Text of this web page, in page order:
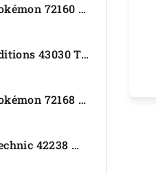
LEGO® Pokémon 72160 Arcanine
LEGO® Editions 43030 Tajná skrýša Olivie Rodrigo
LEGO® Pokémon 72168 Rayquaza
LEGO® Technic 42238 Motorka Ducati Desmo450 MX Factory